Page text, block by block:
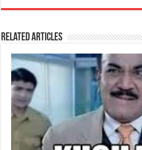
c
e
b
o
o
k
at
s
A
p
ss
n
g
e
itt
r
e
ra
m
Related Articles